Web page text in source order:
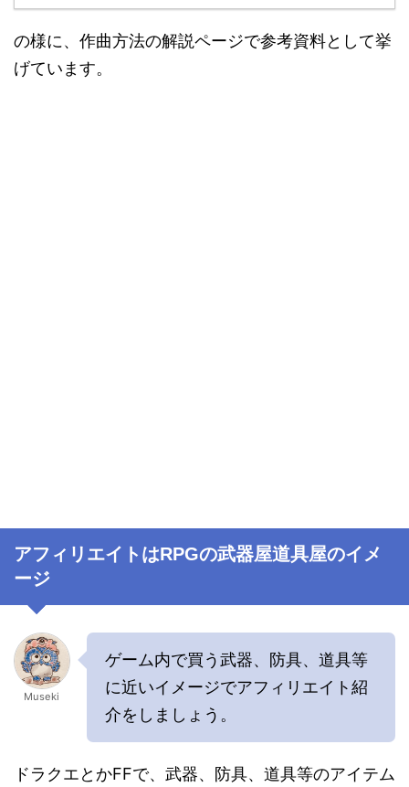
の様に、作曲方法の解説ページで参考資料として挙
げています。
アフィリエイトはRPGの武器屋道具屋のイメ
ージ
Museki
ゲーム内で買う武器、防具、道具等
に近いイメージでアフィリエイト紹
介をしましょう。
ドラクエとかFFで、武器、防具、道具等のアイテム